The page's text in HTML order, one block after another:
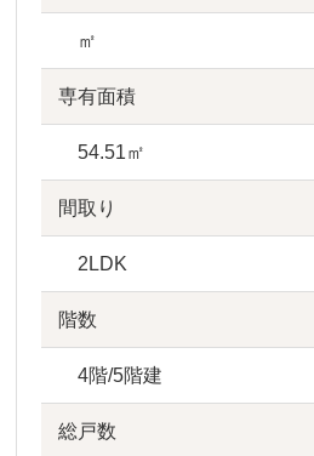
㎡
専有面積
54.51㎡
間取り
2LDK
階数
4階/5階建
総戸数